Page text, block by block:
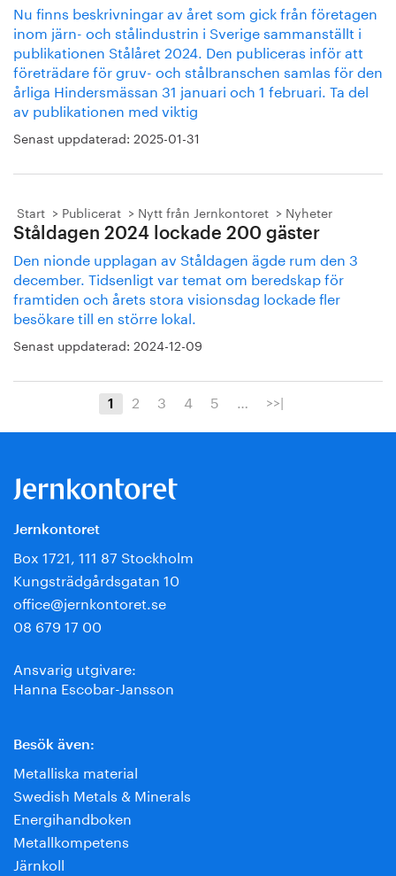
Nu finns beskrivningar av året som gick från företagen
inom järn- och stålindustrin i Sverige sammanställt i
publikationen Stålåret 2024. Den publiceras inför att
företrädare för gruv- och stålbranschen samlas för den
årliga Hindersmässan 31 januari och 1 februari. Ta del
av publikationen med viktig
Senast uppdaterad: 2025-01-31
Start Publicerat Nytt från Jernkontoret Nyheter
Ståldagen 2024 lockade 200 gäster
Den nionde upplagan av Ståldagen ägde rum den 3
december. Tidsenligt var temat om beredskap för
framtiden och årets stora visionsdag lockade fler
besökare till en större lokal.
Senast uppdaterad: 2024-12-09
1 2 3 4 5 … >>|
Jernkontoret
Box 1721, 111 87 Stockholm
Kungsträdgårdsgatan 10
office@jernkontoret.se
08 679 17 00
Ansvarig utgivare:
Hanna Escobar-Jansson
Besök även:
Metalliska material
Swedish Metals & Minerals
Energihandboken
Metallkompetens
Järnkoll